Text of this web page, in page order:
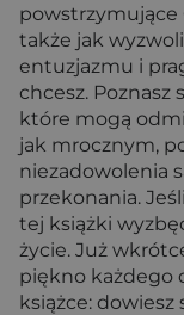
powstrzymujące
także jak
entuzjazmu i
chcesz.
które mogą
jak mrocznym,
niezadowolenia
przekonania.
tej książki
życie. Już
piękno każdego
książce: